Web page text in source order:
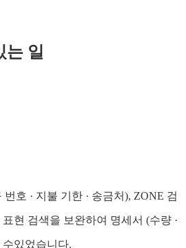
는 일
호 · 지불 기한 · 송금처), ZONE 검
현 검색을 보완하여 명세서 (수량 ·
수있었습니다.